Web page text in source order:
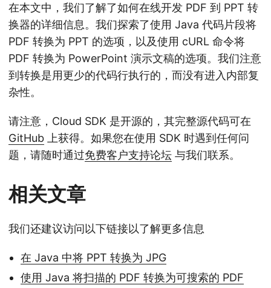
在本文中，我们了解了如何在线开发 PDF 到 PPT 转
换器的详细信息。我们探索了使用 Java 代码片段将
PDF 转换为 PPT 的选项，以及使用 cURL 命令将
PDF 转换为 PowerPoint 演示文稿的选项。我们注意
到转换是用更少的代码行执行的，而没有进入内部复
杂性。
请注意，Cloud SDK 是开源的，其完整源代码可在
GitHub 上获得。如果您在使用 SDK 时遇到任何问
题，请随时通过免费客户支持论坛 与我们联系。
相关文章
我们还建议访问以下链接以了解更多信息
在 Java 中将 PPT 转换为 JPG
使用 Java 将扫描的 PDF 转换为可搜索的 PDF